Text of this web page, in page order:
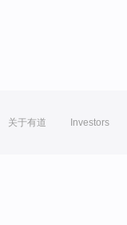
关于有道 Investors